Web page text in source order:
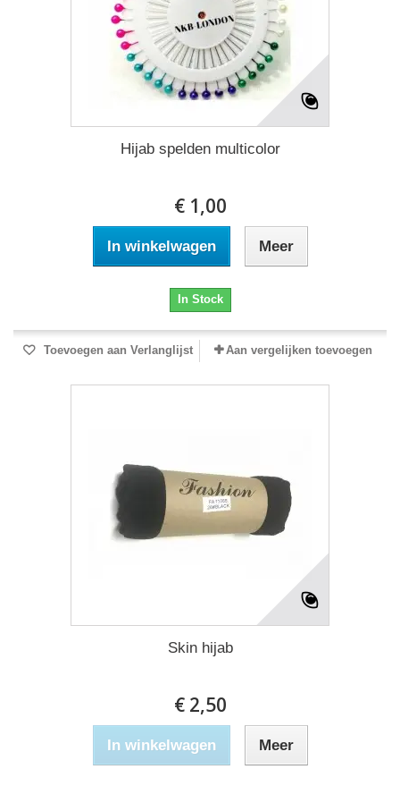
Hijab spelden multicolor
€ 1,00
In winkelwagen Meer
In Stock
Toevoegen aan Verlanglijst Aan vergelijken toevoegen
Skin hijab
€ 2,50
In winkelwagen Meer